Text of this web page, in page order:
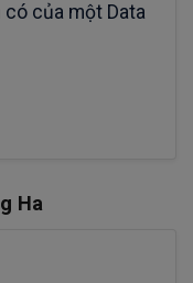
có của một Data
Ha